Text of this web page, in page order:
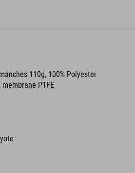
110g, 100% Polyester
PTFE